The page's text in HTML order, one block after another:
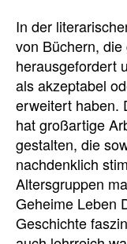
In der
von Büchern,
herausgefordert
als akzeptabel
erweitert haben.
hat großartige
gestalten, die
nachdenklich
Altersgruppen
Geheime Leben
Geschichte